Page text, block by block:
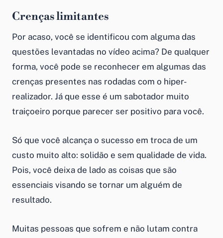
Crenças limitantes
Por acaso, você se identificou com alguma das
questões levantadas no vídeo acima? De qualquer
forma, você pode se reconhecer em algumas das
crenças presentes nas rodadas com o hiper-
realizador. Já que esse é um sabotador muito
traiçoeiro porque parecer ser positivo para você.
Só que você alcança o sucesso em troca de um
custo muito alto: solidão e sem qualidade de vida.
Pois, você deixa de lado as coisas que são
essenciais visando se tornar um alguém de
resultado.
Muitas pessoas que sofrem e não lutam contra